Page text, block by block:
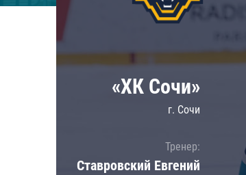
Локомотив
ЦСКА
Шанхайские
«ХК Сочи»
г. Сочи
Тренер:
Ставровский Евгений